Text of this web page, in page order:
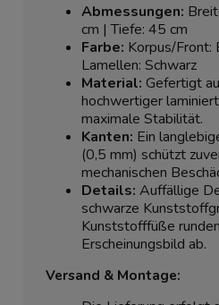
Abmessungen:
cm | Tiefe: 45 cm
Farbe: Korpus/Front:
Lamellen: Schwarz
Material: Gefertigt
hochwertiger
maximale Stabilität.
Kanten: Ein
(0,5 mm) schützt
mechanischen
Details: Auffällige
schwarze
Kunststofffüße
Erscheinungsbild ab.
Versand & Montage: